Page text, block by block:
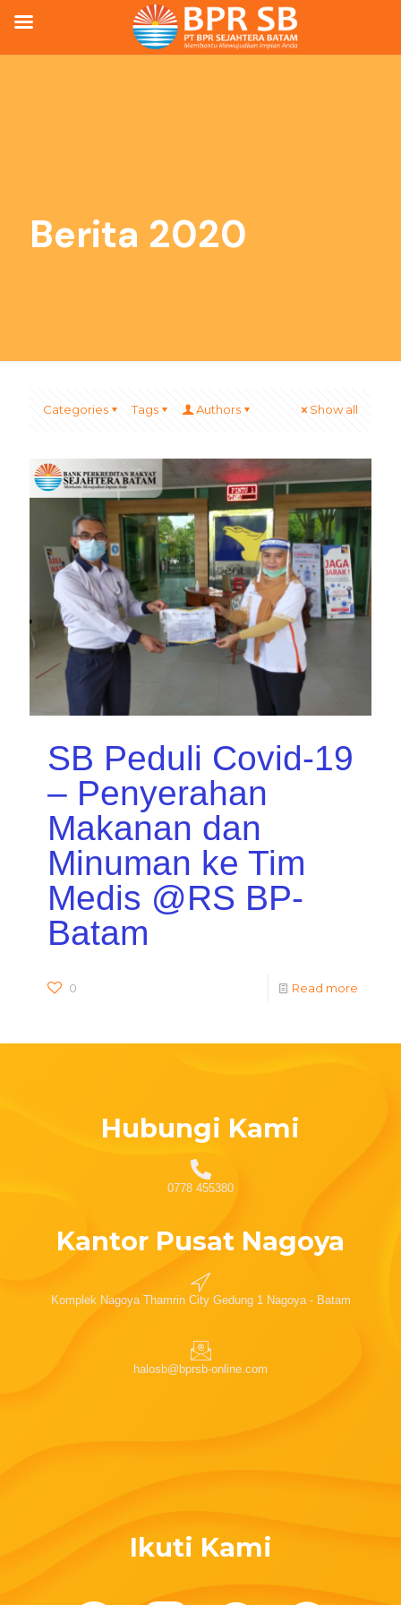
Berita 2020
Categories Tags Authors Show all
SB Peduli Covid-19
– Penyerahan
Makanan dan
Minuman ke Tim
Medis @RS BP-
Batam
0 Read more
Hubungi Kami
0778 455380
Kantor Pusat Nagoya
Komplek Nagoya Thamrin City Gedung 1 Nagoya - Batam
halosb@bprsb-online.com
Ikuti Kami